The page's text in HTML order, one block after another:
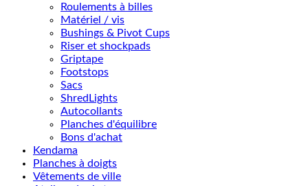
Roulements à billes
Matériel / vis
Bushings & Pivot Cups
Riser et shockpads
Griptape
Footstops
Sacs
ShredLights
Autocollants
Planches d'équilibre
Bons d'achat
Kendama
Planches à doigts
Vêtements de ville